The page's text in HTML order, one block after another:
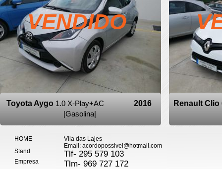
Renault Clio
Toyota Aygo 1.0 X-Play+AC 2016
|Gasolina|
VENDIDO
Empresa
Stand
Vila das Lajes
Email: acordopossivel@hotmail.com
Tlf- 295 579 103
Tlm- 969 727 172
HOME